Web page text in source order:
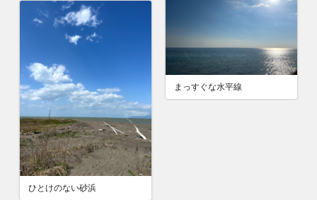
まっすぐな水平線
ひとけのない砂浜